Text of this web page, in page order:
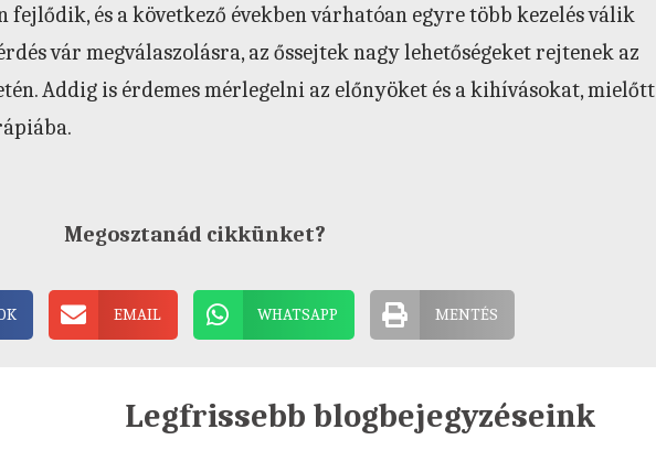
és a következő években várhatóan egyre több kezelés válik
vár megválaszolásra, az őssejtek nagy lehetőségeket rejtenek az
Addig is érdemes mérlegelni az előnyöket és a kihívásokat, mielőtt
Megosztanád cikkünket?
EMAIL WHATSAPP MENTÉS
Legfrissebb blogbejegyzéseink